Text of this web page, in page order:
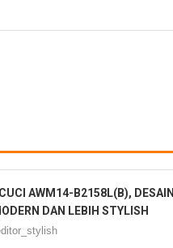
AWM14-B2158L(B), DESAIN
DAN LEBIH STYLISH